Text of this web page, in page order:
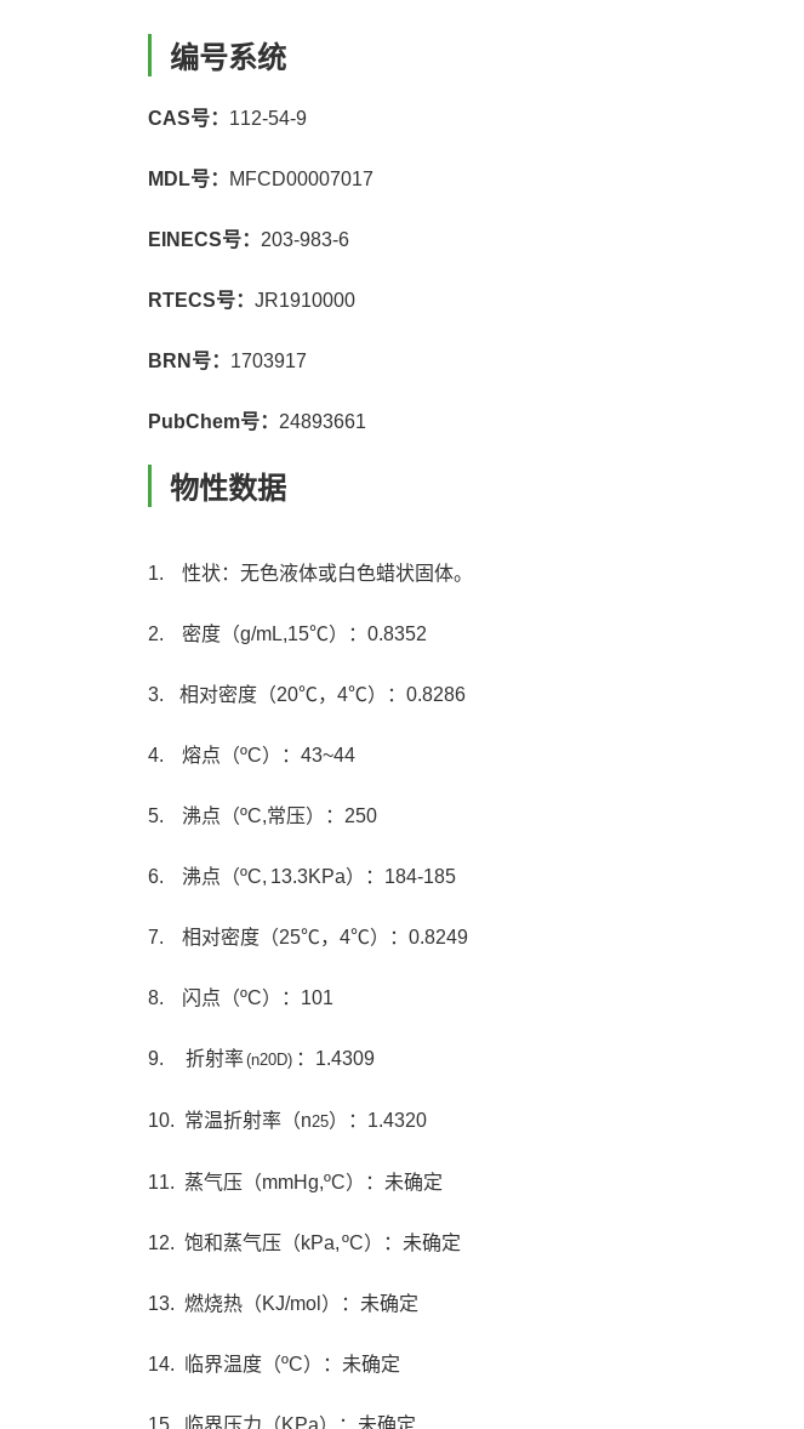
编号系统
CAS号： 112-54-9
MDL号： MFCD00007017
EINECS号： 203-983-6
RTECS号： JR1910000
BRN号： 1703917
PubChem号： 24893661
物性数据
1. 性状：无色液体或白色蜡状固体。
2. 密度（g/mL,15℃）：0.8352
3. 相对密度（20℃，4℃）：0.8286
4. 熔点（ºC）：43~44
5. 沸点（ºC,常压）：250
6. 沸点（ºC, 13.3KPa）：184-185
7. 相对密度（25℃，4℃）：0.8249
8. 闪点（ºC）：101
9. 折射率(n20D) ：1.4309
10. 常温折射率（n25）：1.4320
11. 蒸气压（mmHg,ºC）：未确定
12. 饱和蒸气压（kPa, ºC）：未确定
13. 燃烧热（KJ/mol）：未确定
14. 临界温度（ºC）：未确定
15. 临界压力（KPa）：未确定